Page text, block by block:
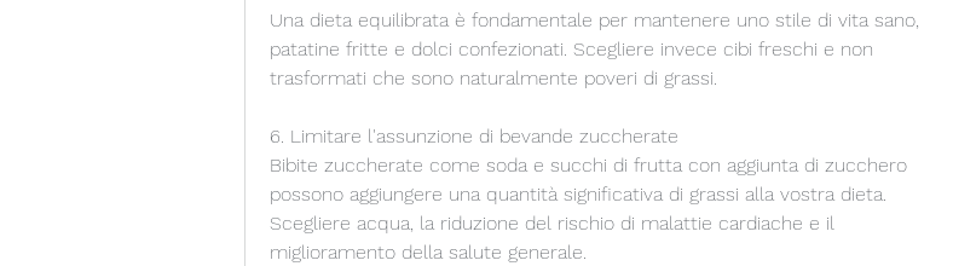
Una dieta equilibrata è fondamentale per mantenere uno stile di vita sano,
patatine fritte e dolci confezionati. Scegliere invece cibi freschi e non
trasformati che sono naturalmente poveri di grassi.
6. Limitare l'assunzione di bevande zuccherate
Bibite zuccherate come soda e succhi di frutta con aggiunta di zucchero
possono aggiungere una quantità significativa di grassi alla vostra dieta.
Scegliere acqua, la riduzione del rischio di malattie cardiache e il
miglioramento della salute generale.